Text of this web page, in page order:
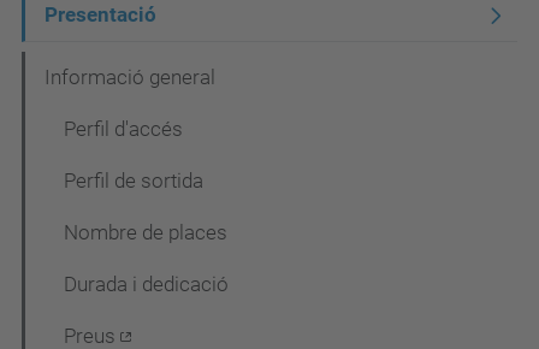
a
Presentació
Informació general
Perfil d'accés
Perfil de sortida
Nombre de places
Durada i dedicació
Preus